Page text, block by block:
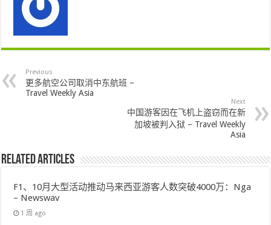
Previous
更多航空公司取消中东航班 –
Travel Weekly Asia
Next
中国游客因在飞机上盗窃而在新
加坡被判入狱 – Travel Weekly
Asia
Related Articles
F1、10月大型活动推动马来西亚游客人数突破4000万：Nga
– Newswav
1 周 ago